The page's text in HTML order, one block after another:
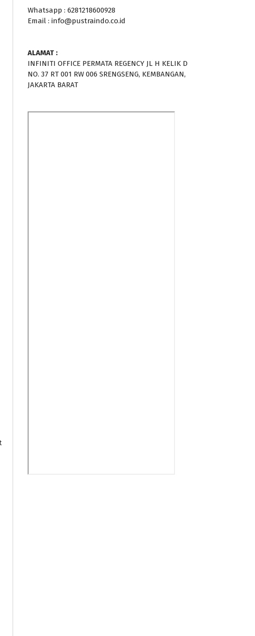
Whatsapp : 6281218600928
Email : info@pustraindo.co.id
ALAMAT :
INFINITI OFFICE PERMATA REGENCY JL H KELIK D
NO. 37 RT 001 RW 006 SRENGSENG, KEMBANGAN,
JAKARTA BARAT